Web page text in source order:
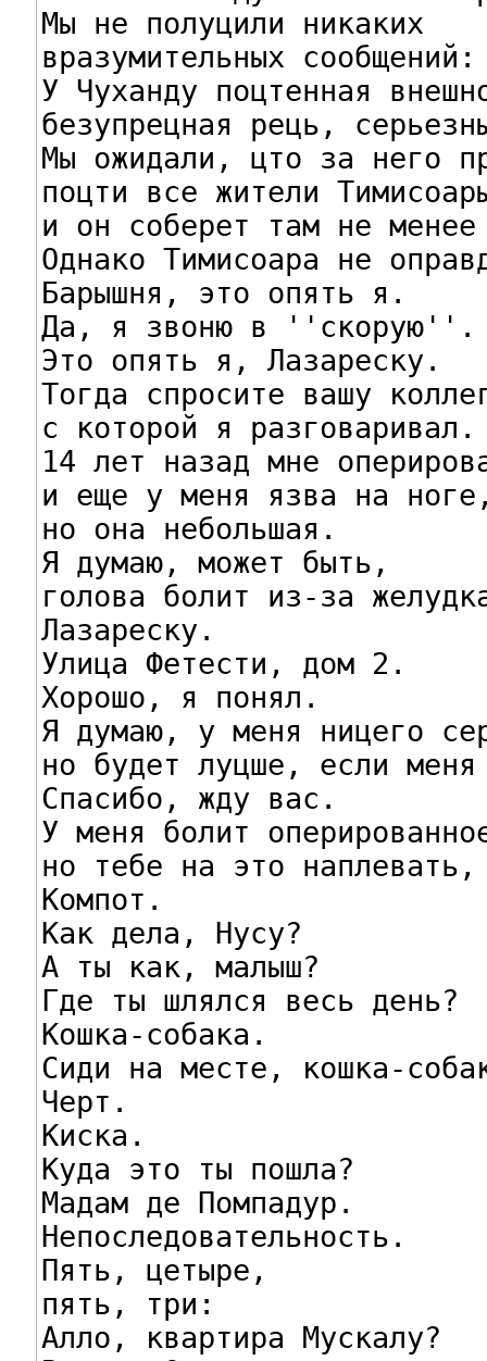
Мы не полуцили никаких
вразумительных сообщений:
У Чуханду поцтенная
безупрецная рець,
Мы ожидали, цто за него
поцти все жители
и он соберет там не менее
Однако Тимисоара не
Барышня, это опять я.
Да, я звоню в ''скорую''.
Это опять я, Лазареску.
Тогда спросите вашу
с которой я разговаривал.
14 лет назад мне
и еще у меня язва на
но она небольшая.
Я думаю, может быть,
голова болит из-за
Лазареску.
Улица Фетести, дом 2.
Хорошо, я понял.
Я думаю, у меня ницего
но будет луцше, если меня
Спасибо, жду вас.
У меня болит
но тебе на это наплевать,
Компот.
Как дела, Нусу?
А ты как, малыш?
Где ты шлялся весь день?
Кошка-собака.
Сиди на месте, кошка-
Черт.
Киска.
Куда это ты пошла?
Мадам де Помпадур.
Непоследовательность.
Пять, цетыре,
пять, три:
Алло, квартира Мускалу?